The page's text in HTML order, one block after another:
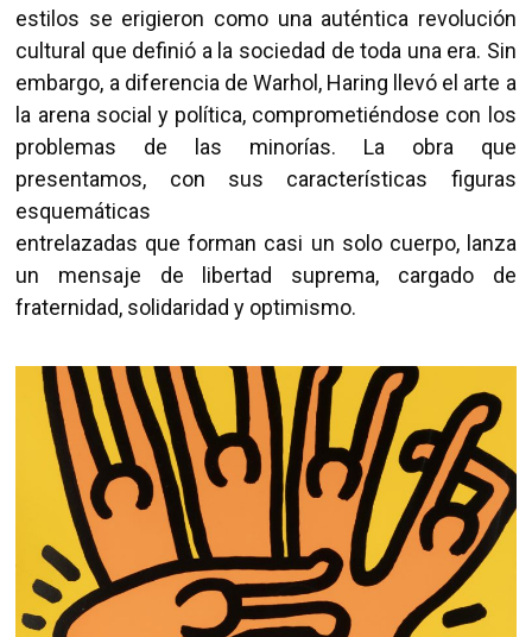
estilos se erigieron como una auténtica revolución
cultural que definió a la sociedad de toda una era. Sin
embargo, a diferencia de Warhol, Haring llevó el arte a
la arena social y política, comprometiéndose con los
problemas de las minorías. La obra que
presentamos, con sus características figuras
esquemáticas
entrelazadas que forman casi un solo cuerpo, lanza
un mensaje de libertad suprema, cargado de
fraternidad, solidaridad y optimismo.